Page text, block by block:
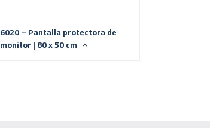
6020 – Pantalla protectora de
monitor | 80 x 50 cm